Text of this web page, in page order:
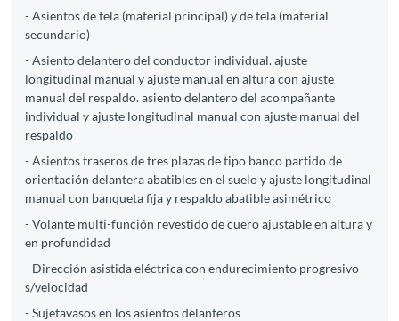
- Asientos de tela (material principal) y de tela (material
secundario)
- Asiento delantero del conductor individual. ajuste
longitudinal manual y ajuste manual en altura con ajuste
manual del respaldo. asiento delantero del acompañante
individual y ajuste longitudinal manual con ajuste manual del
respaldo
- Asientos traseros de tres plazas de tipo banco partido de
orientación delantera abatibles en el suelo y ajuste longitudinal
manual con banqueta fija y respaldo abatible asimétrico
- Volante multi-función revestido de cuero ajustable en altura y
en profundidad
- Dirección asistida eléctrica con endurecimiento progresivo
s/velocidad
- Sujetavasos en los asientos delanteros